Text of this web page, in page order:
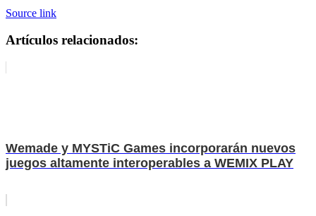
Source link
Artículos relacionados:
Wemade y MYSTiC Games incorporarán nuevos
juegos altamente interoperables a WEMIX PLAY